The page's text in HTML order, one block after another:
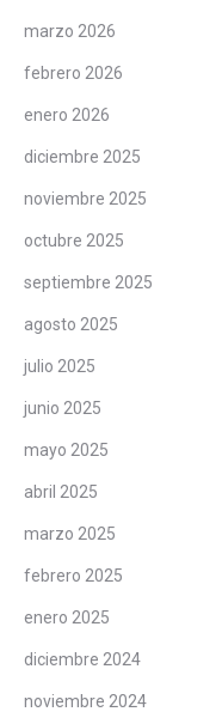
marzo 2026
febrero 2026
enero 2026
diciembre 2025
noviembre 2025
octubre 2025
septiembre 2025
agosto 2025
julio 2025
junio 2025
mayo 2025
abril 2025
marzo 2025
febrero 2025
enero 2025
diciembre 2024
noviembre 2024